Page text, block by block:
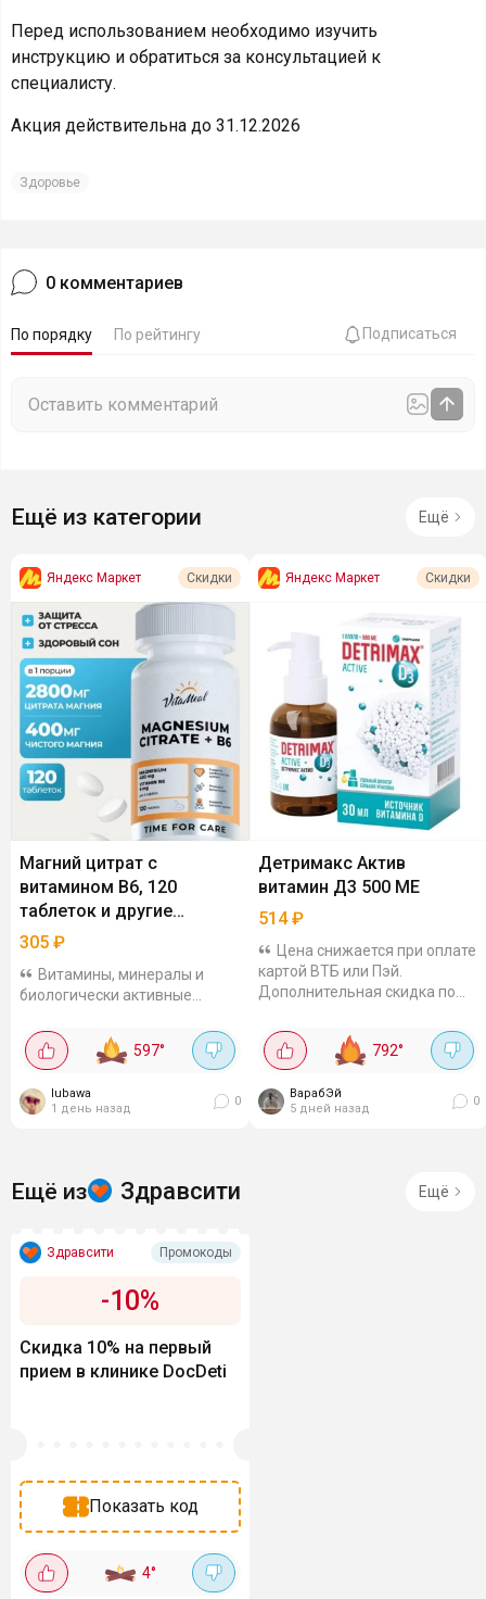
Перед использованием необходимо изучить
инструкцию и обратиться за консультацией к
специалисту.
Акция действительна до 31.12.2026
Здоровье
0 комментариев
По порядку По рейтингу Подписаться
Ещё из категории Ещё
Яндекс Маркет Скидки
Магний цитрат с
витамином В6, 120
таблеток и другие
витамины VitaMeal
305 ₽
Витамины, минералы и
биологически активные
дополнительной скидкой по
промокоду. Так магний цитрат
можно...
597°
lubawa
1 день назад
0
Яндекс Маркет Скидки
Детримакс Актив
витамин Д3 500 МЕ
514₽
Цена снижается при оплате
картой ВТБ или Пэй.
Дополнительная скидка по
VITSUM20. Витамин на
масляной основе с
триглицеридами - такая
форма...
792°
ВарабЭй
5 дней назад
0
Ещё из Здравсити Ещё
Здравсити Промокоды
-10%
Скидка 10% на первый
прием в клинике DocDeti
Показать код
4°